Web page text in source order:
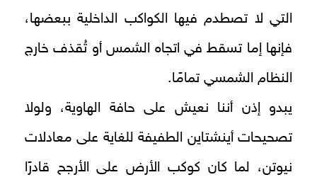
التي لا تصطدم فيها الكواكب الداخلية ببعضها،
فإنها إما تسقط في اتجاه الشمس أو تُقذف خارج
النظام الشمسي تمامًا.
يبدو إذن أننا نعيش على حافة الهاوية، ولولا
تصحيحات أينشتاين الطفيفة للغاية على معادلات
نيوتن، لما كان كوكب الأرض على الأرجح قادرًا